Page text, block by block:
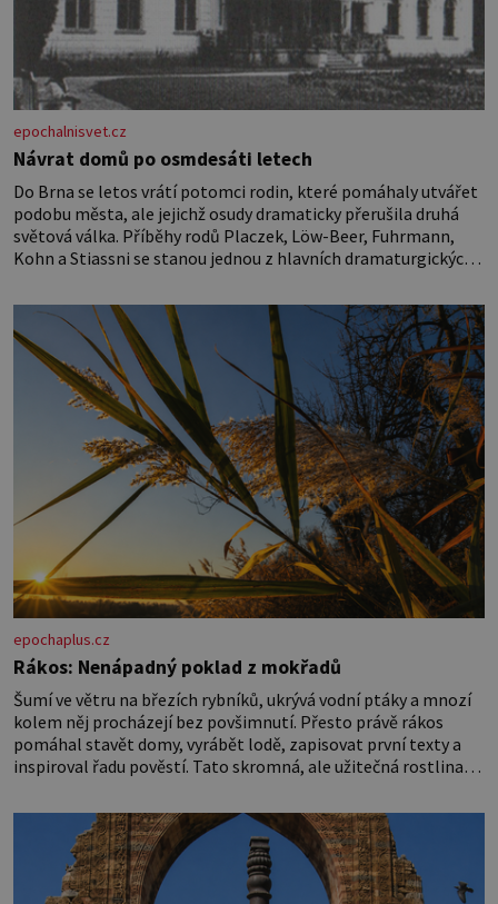
epochalnisvet.cz
Návrat domů po osmdesáti letech
Do Brna se letos vrátí potomci rodin, které pomáhaly utvářet
podobu města, ale jejichž osudy dramaticky přerušila druhá
světová válka. Příběhy rodů Placzek, Löw-Beer, Fuhrmann,
Kohn a Stiassni se stanou jednou z hlavních dramaturgických
návraty nejsou jednoduché. Místa, která si člověk pamatuje z
rodinných vyprávění, už dávno
epochaplus.cz
Rákos: Nenápadný poklad z mokřadů
Šumí ve větru na březích rybníků, ukrývá vodní ptáky a mnozí
kolem něj procházejí bez povšimnutí. Přesto právě rákos
pomáhal stavět domy, vyrábět lodě, zapisovat první texty a
inspiroval řadu pověstí. Tato skromná, ale užitečná rostlina
obyčejnou kulisu letního koupání. Stačí se však podívat